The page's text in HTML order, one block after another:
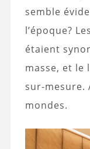
semble
l’époque?
étaient
masse, et le
sur-mesure.
mondes.